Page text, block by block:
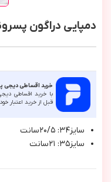
دمپایی دراگون
خرید اقساطی دیجی
با خرید اقساطی
قبل از خرید اعتبار
سايز٣٤: ٢٠/٥سانت
سايز٣٥: ٢١سانت